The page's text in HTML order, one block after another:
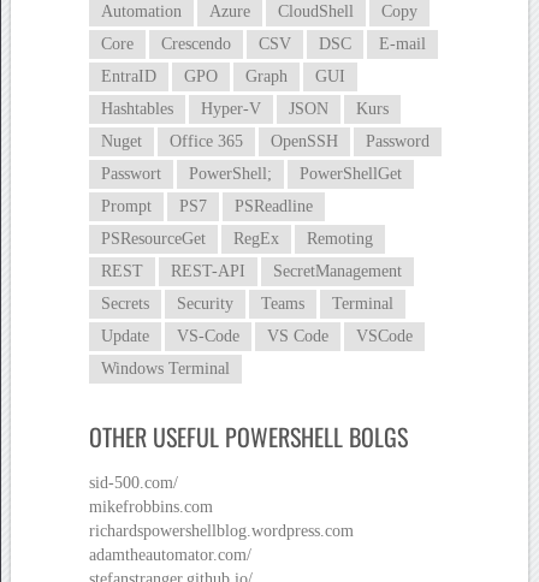
Automation
Azure CloudShell
Copy
Core
Crescendo CSV DSC
E-mail
EntraID
GPO Graph
GUI
Hashtables
Hyper-V JSON
Kurs
Nuget
Office 365 OpenSSH
Password
Passwort
PowerShell;
PowerShellGet
Prompt
PS7
PSReadline
PSResourceGet
RegEx
Remoting
REST
REST-API
SecretManagement
Secrets
Security Teams
Terminal
Update
VS-Code VS Code
VSCode
Windows Terminal
OTHER USEFUL POWERSHELL BOLGS
sid-500.com/
mikefrobbins.com
richardspowershellblog.wordpress.com
adamtheautomator.com/